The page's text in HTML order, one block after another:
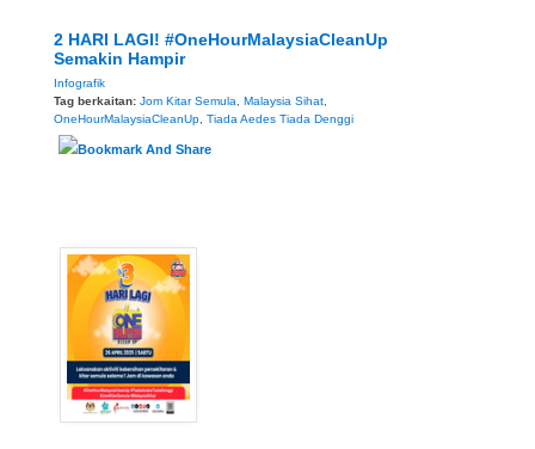
2 HARI LAGI! #OneHourMalaysiaCleanUp
Semakin Hampir
Infografik
Tag berkaitan: Jom Kitar Semula Malaysia Sihat
OneHourMalaysiaCleanUp Tiada Aedes Tiada Denggi